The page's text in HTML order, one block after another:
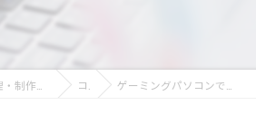
コラム ゲーミングパソコンで勝つためのキーボード選び徹底ガイド